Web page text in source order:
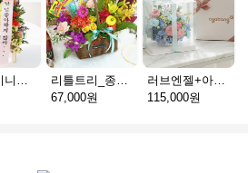
67,000원
115,000원